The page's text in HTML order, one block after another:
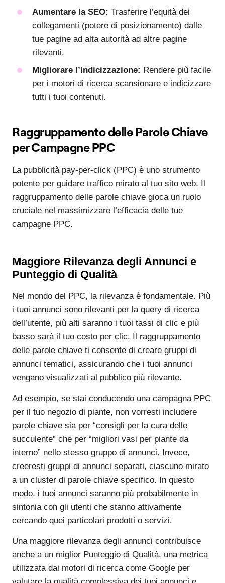
Aumentare la SEO: Trasferire l’equità dei
collegamenti (potere di posizionamento) dalle
tue pagine ad alta autorità ad altre pagine
rilevanti.
Migliorare l’Indicizzazione: Rendere più facile
per i motori di ricerca scansionare e indicizzare
tutti i tuoi contenuti.
Raggruppamento delle Parole Chiave
per Campagne PPC
La pubblicità pay-per-click (PPC) è uno strumento
potente per guidare traffico mirato al tuo sito web. Il
raggruppamento delle parole chiave gioca un ruolo
cruciale nel massimizzare l’efficacia delle tue
campagne PPC.
Maggiore Rilevanza degli Annunci e
Punteggio di Qualità
Nel mondo del PPC, la rilevanza è fondamentale. Più
i tuoi annunci sono rilevanti per la query di ricerca
dell’utente, più alti saranno i tuoi tassi di clic e più
basso sarà il tuo costo per clic. Il raggruppamento
delle parole chiave ti consente di creare gruppi di
annunci tematici, assicurando che i tuoi annunci
vengano visualizzati al pubblico più rilevante.
Ad esempio, se stai conducendo una campagna PPC
per il tuo negozio di piante, non vorresti includere
parole chiave sia per “consigli per la cura delle
succulente” che per “migliori vasi per piante da
interno” nello stesso gruppo di annunci. Invece,
creeresti gruppi di annunci separati, ciascuno mirato
a un cluster di parole chiave specifico. In questo
modo, i tuoi annunci saranno più probabilmente in
sintonia con gli utenti che stanno attivamente
cercando quei particolari prodotti o servizi.
Una maggiore rilevanza degli annunci contribuisce
anche a un miglior Punteggio di Qualità, una metrica
utilizzata dai motori di ricerca come Google per